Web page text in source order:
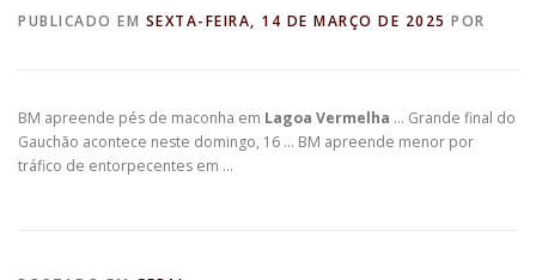
PUBLICADO EM SEXTA-FEIRA, 14 DE MARÇO DE 2025 POR
BM apreende pés de maconha em Lagoa Vermelha … Grande final do
Gauchão acontece neste domingo, 16 … BM apreende menor por
tráfico de entorpecentes em …